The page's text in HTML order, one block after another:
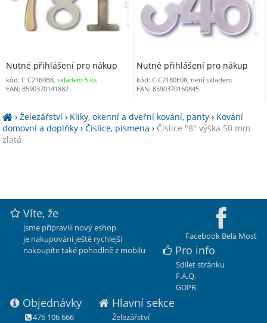
Nutné přihlášení pro nákup
kód: C C2160B8, skladem 5 ks
EAN: 8590370141882
Nutné přihlášení pro nákup
kód: C C2180E08, není skladem
EAN: 8590370160845
›Železářství › Kliky, okenní a dveřní kování, panty › Kování
domovní a doplňky ›Číslice, písmena › Číslice "8" výška 50 mm
zlatá
Facebook Bela Most
Víte, že
jsme připravili nový eshop
je nakupování ještě rychlejší
nakoupíte také pohodlně z mobilu
Pro info
Sdílet stránku
F.A.Q.
GDPR
Objednávky
476 106 666
Hlavní sekce
Železářství